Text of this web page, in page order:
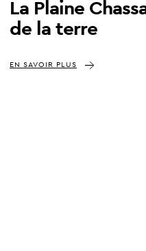
La Plaine
de la terre
EN SAVOIR PLUS